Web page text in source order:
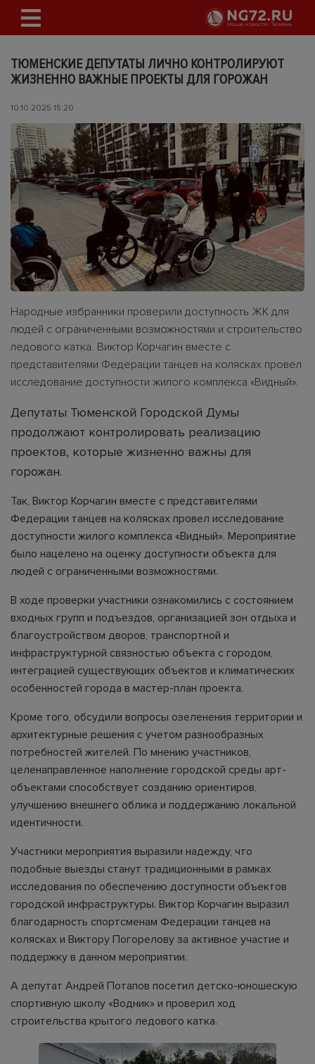
ТЮМЕНСКИЕ ДЕПУТАТЫ ЛИЧНО КОНТРОЛИРУЮТ
ЖИЗНЕННО ВАЖНЫЕ ПРОЕКТЫ ДЛЯ ГОРОЖАН
10.10.2025 15:20
Народные избранники проверили доступность ЖК для
людей с ограниченными возможностями и строительство
ледового катка. Виктор Корчагин вместе с
представителями Федерации танцев на колясках провел
исследование доступности жилого комплекса «Видный».
Депутаты Тюменской Городской Думы
продолжают контролировать реализацию
проектов, которые жизненно важны для
горожан.
Так, Виктор Корчагин вместе с представителями
Федерации танцев на колясках провел исследование
доступности жилого комплекса «Видный». Мероприятие
было нацелено на оценку доступности объекта для
людей с ограниченными возможностями.
В ходе проверки участники ознакомились с состоянием
входных групп и подъездов, организацией зон отдыха и
благоустройством дворов, транспортной и
инфраструктурной связностью объекта с городом,
интеграцией существующих объектов и климатических
особенностей города в мастер-план проекта.
Кроме того, обсудили вопросы озеленения территории и
архитектурные решения с учетом разнообразных
потребностей жителей. По мнению участников,
целенаправленное наполнение городской среды арт-
объектами способствует созданию ориентиров,
улучшению внешнего облика и поддержанию локальной
идентичности.
Участники мероприятия выразили надежду, что
подобные выезды станут традиционными в рамках
исследования по обеспечению доступности объектов
городской инфраструктуры. Виктор Корчагин выразил
благодарность спортсменам Федерации танцев на
колясках и Виктору Погорелову за активное участие и
поддержку в данном мероприятии.
А депутат Андрей Потапов посетил детско-юношескую
спортивную школу «Водник» и проверил ход
строительства крытого ледового катка.